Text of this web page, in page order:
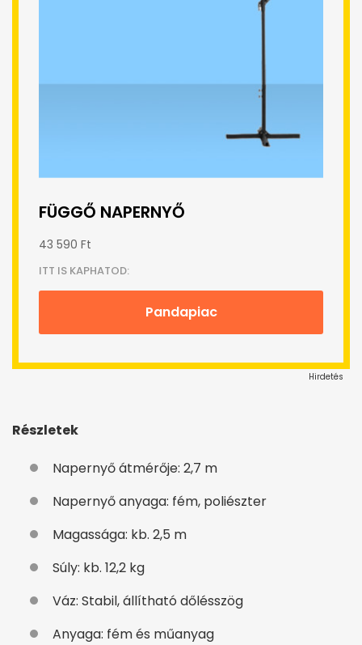
FÜGGŐ NAPERNYŐ
43 590 Ft
ITT IS KAPHATOD:
Pandapiac
Hirdetés
Részletek
Napernyő átmérője: 2,7 m
Napernyő anyaga: fém, poliészter
Magassága: kb. 2,5 m
Súly: kb. 12,2 kg
Váz: Stabil, állítható dőlésszög
Anyaga: fém és műanyag